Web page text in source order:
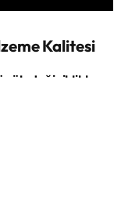
Kalitesi
değişiklikler